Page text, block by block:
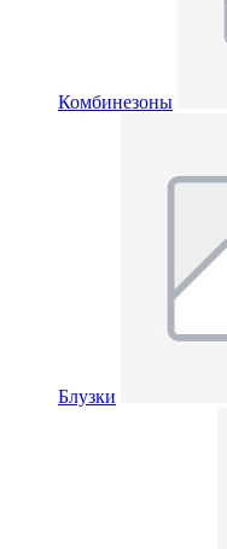
Комбинезоны
Блузки